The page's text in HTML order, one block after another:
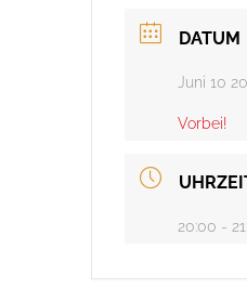
DATUM
Juni 10
Vorbei!
20:00 -